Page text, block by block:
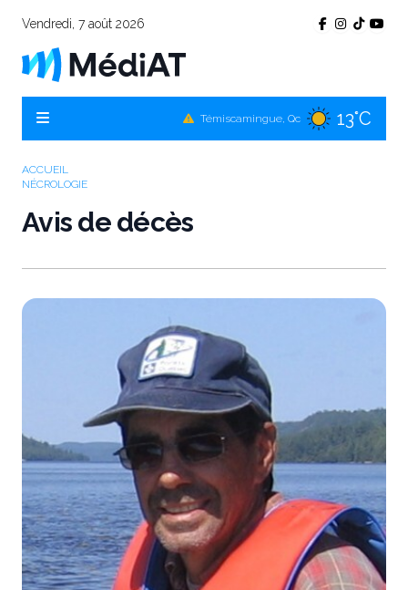
Vendredi, 7 août 2026
Témiscamingue, Qc 13°C
16°C
ACCUEIL
NÉCROLOGIE
Avis de décès